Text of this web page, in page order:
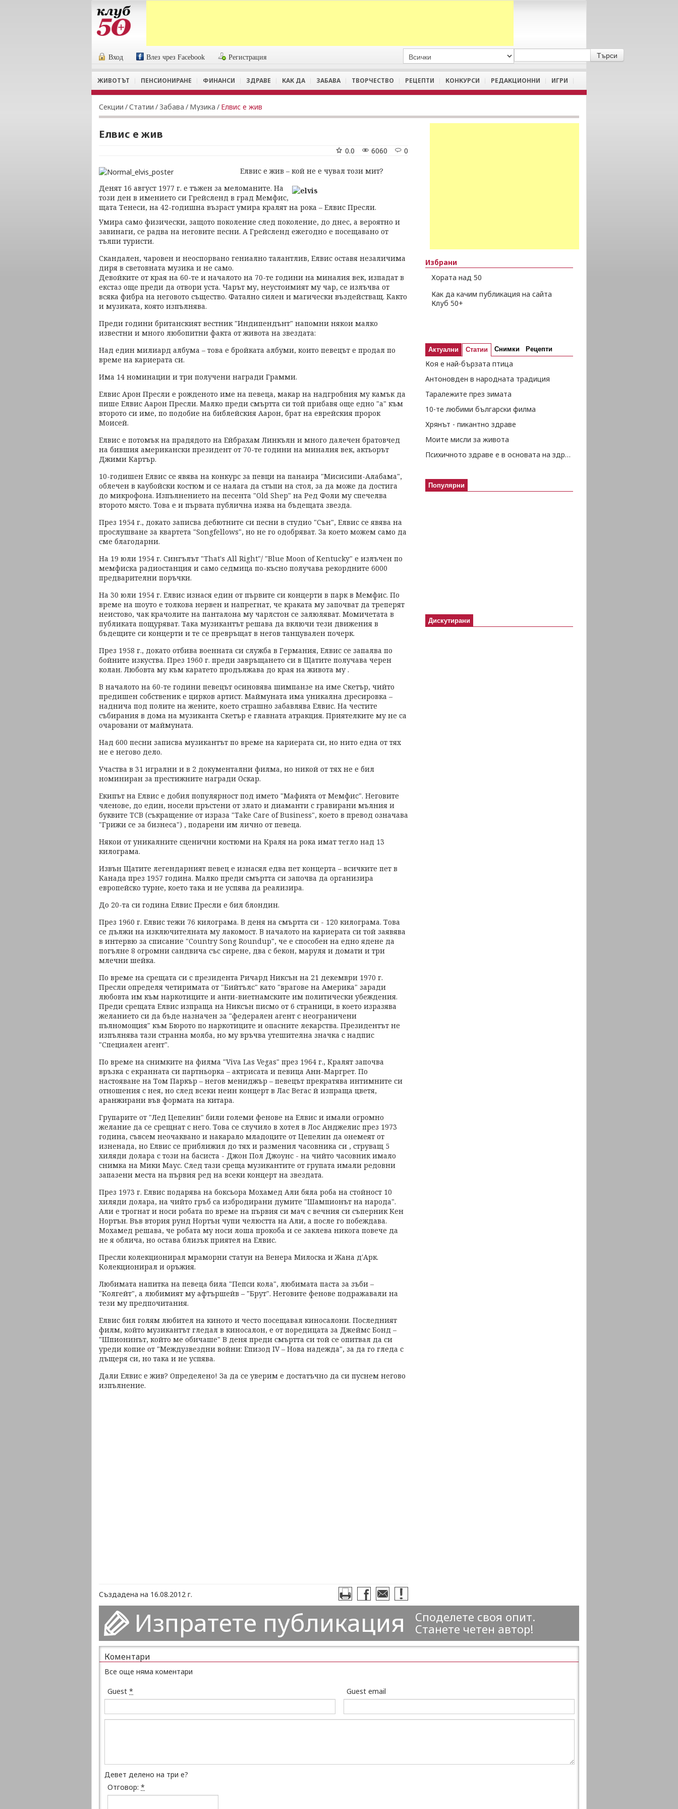
Вход Влез чрез Facebook Регистрация
ЖИВОТЪТ ПЕНСИОНИРАНЕ ФИНАНСИ ЗДРАВЕ КАК ДА ЗАБАВА ТВОРЧЕСТВО РЕЦЕПТИ КОНКУРСИ РЕДАКЦИОННИ ИГРИ
Секции /Статии / Забава / Музика / Елвис е жив
Елвис е жив
0
6060
0.0
Елвис е жив – кой не е чувал този мит?
Денят 16 август 1977 г. е тъжен за меломаните. На
този ден в имението си Грейсленд в град Мемфис,
щата Тенеси, на 42-годишна възраст умира кралят на рока – Елвис Пресли.
Умира само физически, защото поколение след поколение, до днес, а вероятно и
завинаги, се радва на неговите песни. А Грейсленд ежегодно е посещавано от
тълпи туристи.
Скандален, чаровен и неоспорвано гениално талантлив, Елвис оставя незаличима
диря в световната музика и не само.
Девойките от края на 60-те и началото на 70-те години на миналия век, изпадат в
екстаз още преди да отвори уста. Чарът му, неустоимият му чар, се излъчва от
всяка фибра на неговото същество. Фатално силен и магически въздействащ. Както
и музиката, която изпълнява.
Преди години британският вестник "Индипендънт" напомни някои малко
известни и много любопитни факта от живота на звездата:
Над един милиард албума – това е бройката албуми, които певецът е продал по
време на кариерата си.
Има 14 номинации и три получени награди Грамми.
Елвис Арон Пресли е рожденото име на певеца, макар на надгробния му камък да
пише Елвис Аарон Пресли. Малко преди смъртта си той прибавя още едно "а" към
второто си име, по подобие на библейския Аарон, брат на еврейския пророк
Моисей.
Елвис е потомък на прадядото на Ейбрахам Линкълн и много далечен братовчед
на бившия американски президент от 70-те години на миналия век, актьорът
Джими Картър.
10-годишен Елвис се явява на конкурс за певци на панаира "Мисисипи-Алабама",
облечен в каубойски костюм и се налага да стъпи на стол, за да може да достига
до микрофона. Изпълнението на песента "Old Shep" на Ред Фоли му спечелва
второто място. Това е и първата публична изява на бъдещата звезда.
През 1954 г., докато записва дебютните си песни в студио "Сън", Елвис се явява на
прослушване за квартета "Songfellows", но не го одобряват. За което можем само да
сме благодарни.
На 19 юли 1954 г. Сингълът "That's All Right"/ "Blue Moon of Kentucky" е излъчен по
мемфиска радиостанция и само седмица по-късно получава рекордните 6000
предварителни поръчки.
На 30 юли 1954 г. Елвис изнася един от първите си концерти в парк в Мемфис. По
време на шоуто е толкова нервен и напрегнат, че краката му започват да треперят
неистово, чак крачолите на панталона му чарлстон се залюляват. Момичетата в
публиката пощуряват. Така музикантът решава да включи тези движения в
бъдещите си концерти и те се превръщат в негов танцувален почерк.
През 1958 г., докато отбива военната си служба в Германия, Елвис се запалва по
бойните изкуства. През 1960 г. преди завръщането си в Щатите получава черен
колан. Любовта му към каратето продължава до края на живота му .
В началото на 60-те години певецът осиновява шимпанзе на име Скетър, чийто
предишен собственик е цирков артист. Маймуната има уникална дресировка –
наднича под полите на жените, което страшно забавлява Елвис. На честите
събирания в дома на музиканта Скетър е главната атракция. Приятелките му не са
очаровани от маймуната.
Над 600 песни записва музикантът по време на кариерата си, но нито една от тях
не е негово дело.
Участва в 31 игрални и в 2 документални филма, но никой от тях не е бил
номиниран за престижните награди Оскар.
Екипът на Елвис е добил популярност под името "Мафията от Мемфис". Неговите
членове, до един, носели пръстени от злато и диаманти с гравирани мълния и
буквите TCB (съкращение от израза "Take Care of Business", което в превод означава
"Грижи се за бизнеса") , подарени им лично от певеца.
Някои от уникалните сценични костюми на Краля на рока имат тегло над 13
килограма.
Извън Щатите легендарният певец е изнасял едва пет концерта – всичките пет в
Канада през 1957 година. Малко преди смъртта си започва да организира
европейско турне, което така и не успява да реализира.
До 20-та си година Елвис Пресли е бил блондин.
През 1960 г. Елвис тежи 76 килограма. В деня на смъртта си - 120 килограма. Това
се дължи на изключителната му лакомост. В началото на кариерата си той заявява
в интервю за списание "Country Song Roundup", че е способен на едно ядене да
погълне 8 огромни сандвича със сирене, два с бекон, маруля и домати и три
млечни шейка.
По време на срещата си с президента Ричард Никсън на 21 декември 1970 г.
Пресли определя четиримата от "Бийтълс" като "врагове на Америка" заради
любовта им към наркотиците и анти-виетнамските им политически убеждения.
Преди срещата Елвис изпраща на Никсън писмо от 6 страници, в което изразява
желанието си да бъде назначен за "федерален агент с неограничени
пълномощия" към Бюрото по наркотиците и опасните лекарства. Президентът не
изпълнява тази странна молба, но му връчва утешителна значка с надпис
"Специален агент".
По време на снимките на филма "Viva Las Vegas" през 1964 г., Кралят започва
връзка с екранната си партньорка – актрисата и певица Анн-Маргрет. По
настояване на Том Паркър – негов мениджър – певецът прекратява интимните си
отношения с нея, но след всеки неин концерт в Лас Вегас й изпраща цветя,
аранжирани във формата на китара.
Групарите от "Лед Цепелин" били големи фенове на Елвис и имали огромно
желание да се срещнат с него. Това се случило в хотел в Лос Анджелис през 1973
година, съвсем неочаквано и накарало младоците от Цепелин да онемеят от
изненада, но Елвис се приближил до тях и разменил часовника си , струващ 5
хиляди долара с този на басиста - Джон Пол Джоунс - на чийто часовник имало
снимка на Мики Маус. След тази среща музикантите от групата имали редовни
запазени места на първия ред на всеки концерт на звездата.
През 1973 г. Елвис подарява на боксьора Мохамед Али бяла роба на стойност 10
хиляди долара, на чийто гръб са избродирани думите "Шампионът на народа".
Али е трогнат и носи робата по време на първия си мач с вечния си съперник Кен
Нортън. Във втория рунд Нортън чупи челюстта на Али, а после го побеждава.
Мохамед решава, че робата му носи лоша прокоба и се заклева никога повече да
не я облича, но остава близък приятел на Елвис.
Пресли колекционирал мраморни статуи на Венера Милоска и Жана д'Арк.
Колекционирал и оръжия.
Любимата напитка на певеца била "Пепси кола", любимата паста за зъби –
"Колгейт", а любимият му афтършейв – "Брут". Неговите фенове подражавали на
тези му предпочитания.
Елвис бил голям любител на киното и често посещавал киносалони. Последният
филм, който музикантът гледал в киносалон, е от поредицата за Джеймс Бонд –
"Шпионинът, който ме обичаше" В деня преди смъртта си той се опитвал да си
уреди копие от "Междузвездни войни: Епизод IV – Нова надежда", за да го гледа с
дъщеря си, но така и не успява.
Дали Елвис е жив? Определено! За да се уверим е достатъчно да си пуснем негово
изпълнение.
Създадена на 16.08.2012 г.
Избрани
Хората над 50
Как да качим публикация на сайта
Клуб 50+
Актуални Статии Снимки Рецепти
Коя е най-бързата птица
Антоновден в народната традиция
Таралежите през зимата
10-те любими български филма
Хрянът - пикантно здраве
Моите мисли за живота
Психичното здраве е в основата на здравето изобщо
Популярни
Дискутирани
Изпратете публикация
Споделете своя опит.
Станете четен автор!
Коментари
Все още няма коментари
Guest * Guest email
Девет делено на три е?
Отговор: *